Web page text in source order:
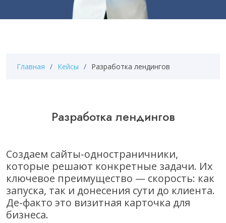
Главная Кейсы Разработка лендингов
Разработка лендингов
Создаем сайты-одностраничники,
которые решают конкретные задачи. Их
ключевое преимущество — скорость: как
запуска, так и донесения сути до клиента.
Де-факто это визитная карточка для
бизнеса.